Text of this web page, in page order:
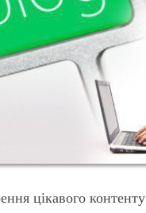
цікавого